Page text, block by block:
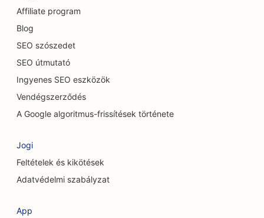
SEO a szőnyeg és padlóburkoló üzletek számára
SEO autókereskedések számára
SEO a takarítási szolgáltatások számára
SEO ruházati boltok számára
Affiliate program
Blog
SEO szószedet
SEO útmutató
Ingyenes SEO eszközök
Vendégszerződés
A Google algoritmus-frissítések története
Jogi
Feltételek és kikötések
Adatvédelmi szabályzat
App